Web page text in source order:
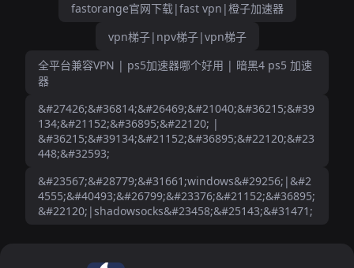
fastorange官网下载|fast vpn|橙子加速器
vpn梯子|npv梯子|vpn梯子
全平台兼容VPN | ps5加速器哪个好用 | 暗黑4 ps5 加速
器
&#27426;&#36814;&#26469;&#21040;&#36215;&#39
134;&#21152;&#36895;&#22120; |
&#36215;&#39134;&#21152;&#36895;&#22120;&#23
448;&#32593;
&#23567;&#28779;&#31661;windows&#29256;|&#2
4555;&#40493;&#26799;&#23376;&#21152;&#36895;
&#22120;|shadowsocks&#23458;&#25143;&#31471;